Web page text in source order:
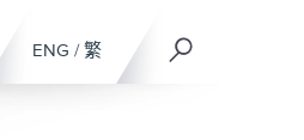
ENG / 繁